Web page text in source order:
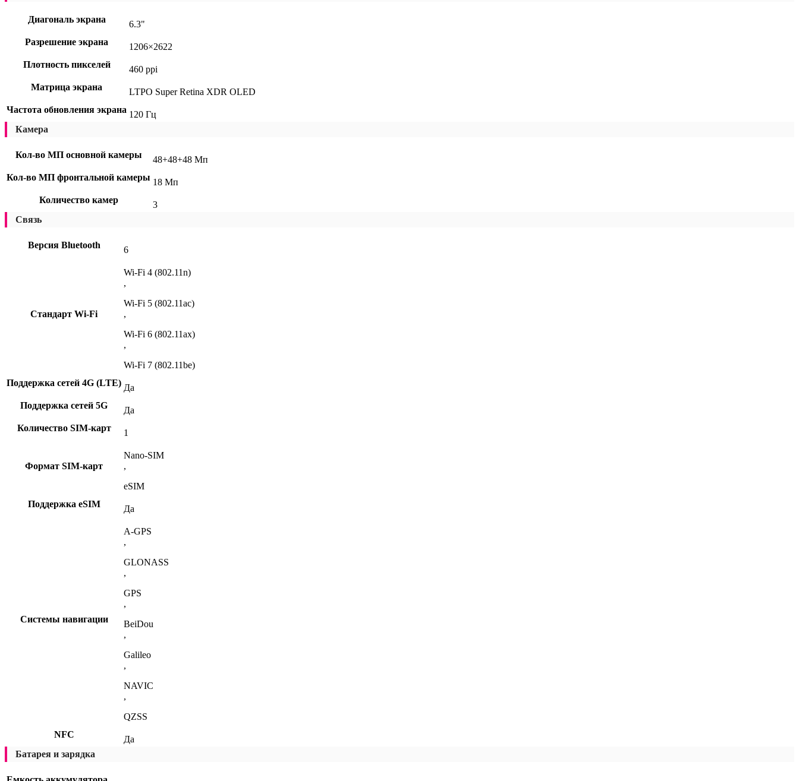
Диагональ экрана
6.3"
Разрешение экрана
1206×2622
Плотность пикселей
460 ppi
Матрица экрана
LTPO Super Retina XDR OLED
Частота обновления экрана 120 Гц
Камера
Кол-во МП основной камеры
48+48+48 Мп
Кол-во МП фронтальной камеры 18 Мп
Количество камер
3
Связь
Версия Bluetooth 6
Стандарт Wi-Fi
Wi-Fi 4 (802.11n)
,
Wi-Fi 5 (802.11ac)
,
Wi-Fi 6 (802.11ax)
,
Wi-Fi 7 (802.11be)
Поддержка сетей 4G (LTE) Да
Поддержка сетей 5G
Да
Количество SIM-карт
1
Формат SIM-карт
Nano-SIM
,
eSIM
Поддержка eSIM
Да
Системы навигации
A-GPS
,
GLONASS
,
GPS
,
BeiDou
,
Galileo
,
NAVIC
,
QZSS
NFC
Да
Батарея и зарядка